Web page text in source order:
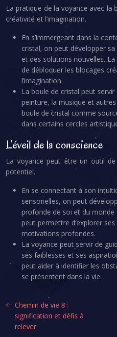
La pratique de la voyance avec la
créativité et l’imagination.
En s’immergeant dans la
cristal, on peut développer
et des solutions nouvelles.
de débloquer les blocages
l’imagination.
La boule de cristal peut servir
peinture, la musique et autres
boule de cristal comme
dans certains cercles
L’éveil de la conscience
La voyance peut être un outil
potentiel.
En se connectant à son
sensorielles, on peut
profonde de soi et du monde
peut permettre d’explorer
motivations profondes.
La voyance peut servir de
ses faiblesses et ses
peut aider à identifier les
se présentent dans la vie.
Chemin de vie 8 :
signification et défis à
relever